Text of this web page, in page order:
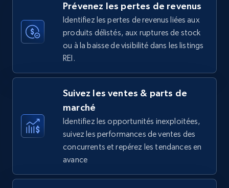
35.3K+ 5.7K+ Commencer
URL, Product name, Product rating, Product
rating object, Product rating max, Rating,
Author name, Asin, and more.
870+ Commencer
Prévenez les pertes de revenus
Identifiez les pertes de revenus liées aux
produits délistés, aux ruptures de stock
ou à la baisse de visibilité dans les listings
REI.
Suivez les ventes & parts de
marché
Identifiez les opportunités inexploitées,
suivez les performances de ventes des
concurrents et repérez les tendances en
avance